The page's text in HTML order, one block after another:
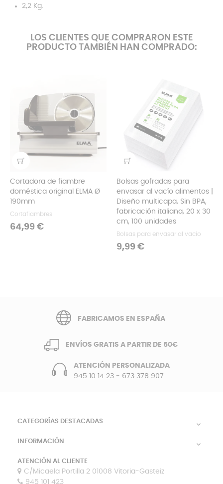
2,2 Kg.
LOS CLIENTES QUE COMPRARON ESTE
PRODUCTO TAMBIÉN HAN COMPRADO:
Cortadora de fiambre
doméstica original ELMA Ø
190mm
Cortafiambres
Precio
64,99 €
Bolsas gofradas para
envasar al vacío alimentos |
Diseño multicapa, Sin BPA,
fabricación italiana, 20 x 30
cm, 100 unidades
Bolsas para envasar al vacío
Precio
9,99 €
FABRICAMOS EN ESPAÑA
ENVÍOS GRATIS A PARTIR DE 50€
ATENCIÓN PERSONALIZADA
945 10 14 23- 673 378 907
CATEGORÍAS DESTACADAS 
INFORMACIÓN 
ATENCIÓN AL CLIENTE
C/Micaela Portilla 2 01008 Vitoria-Gasteiz
945 101 423